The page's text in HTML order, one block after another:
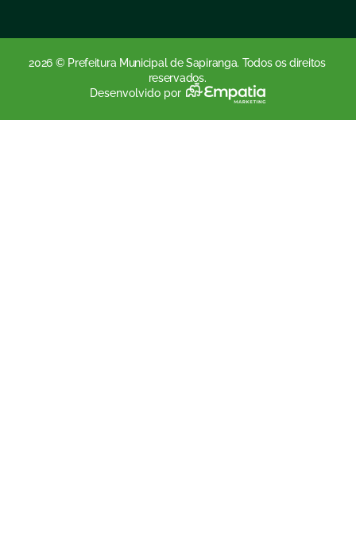
2026 © Prefeitura Municipal de Sapiranga. Todos os direitos
reservados.
Desenvolvido por